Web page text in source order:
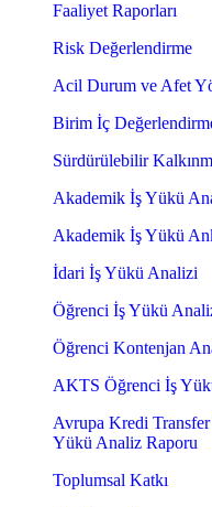
Faaliyet Raporları
Risk Değerlendirme
Acil Durum ve Afet
Birim İç
Sürdürülebilir
Akademik İş Yükü
Akademik İş Yükü
İdari İş Yükü Analizi
Öğrenci İş Yükü
Öğrenci Kontenjan
AKTS Öğrenci İş
Avrupa Kredi
Yükü Analiz Raporu
Toplumsal Katkı